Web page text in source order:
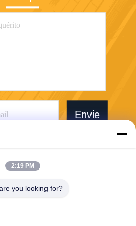
Envie
Technology Co., Ltd.
2:19 PM
you looking for?